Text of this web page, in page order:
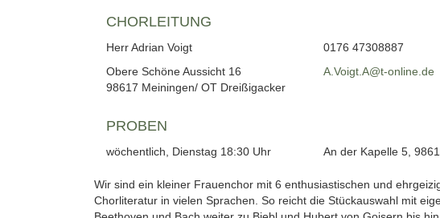
CHORLEITUNG
Herr Adrian Voigt
Obere Schöne Aussicht 16
98617 Meiningen/ OT Dreißigacker
0176 47308887
A.Voigt.A@t-online.de
PROBEN
wöchentlich, Dienstag 18:30 Uhr An der Kapelle 5,
Wir sind ein kleiner Frauenchor mit 6 enthusiastischen und
Chorliteratur in vielen Sprachen. So reicht die Stückauswahl mit